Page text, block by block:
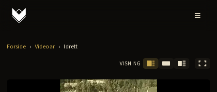
Forside › Videoar › Idrett
VISNING